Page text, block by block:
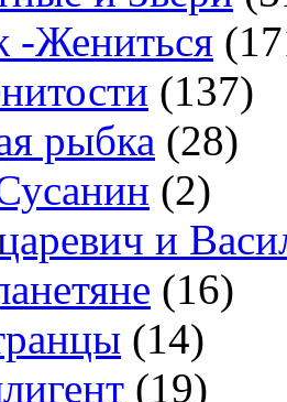
-Жениться
(137)
рыбка (28)
(2)
и
(16)
(14)
(19)